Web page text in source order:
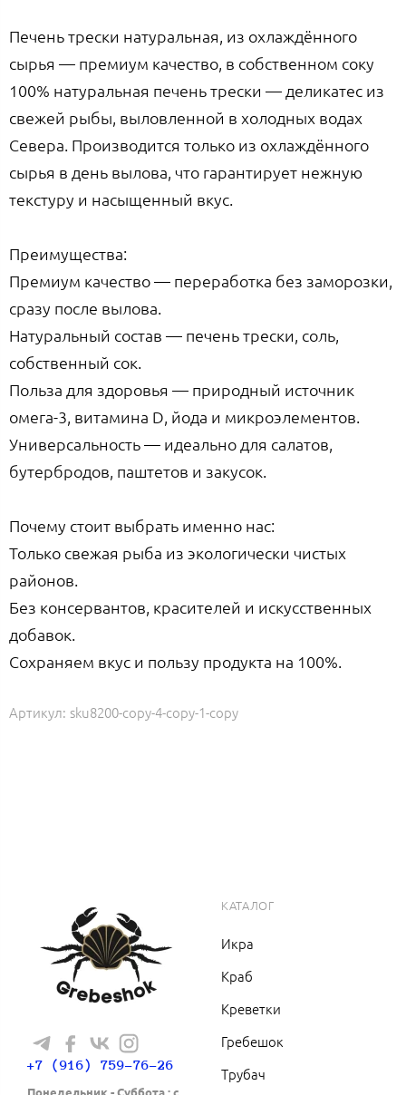
Печень трески натуральная, из охлаждённого
сырья — премиум качество, в собственном соку
100% натуральная печень трески — деликатес из
свежей рыбы, выловленной в холодных водах
Севера. Производится только из охлаждённого
сырья в день вылова, что гарантирует нежную
текстуру и насыщенный вкус.
Преимущества:
Премиум качество — переработка без заморозки,
сразу после вылова.
Натуральный состав — печень трески, соль,
собственный сок.
Польза для здоровья — природный источник
омега-3, витамина D, йода и микроэлементов.
Универсальность — идеально для салатов,
бутербродов, паштетов и закусок.
Почему стоит выбрать именно нас:
Только свежая рыба из экологически чистых
районов.
Без консервантов, красителей и искусственных
добавок.
Сохраняем вкус и пользу продукта на 100%.
Артикул: sku8200-copy-4-copy-1-copy
+7 (916) 759-76-26
КАТАЛОГ
Икра
Краб
Креветки
Гребешок
Трубач